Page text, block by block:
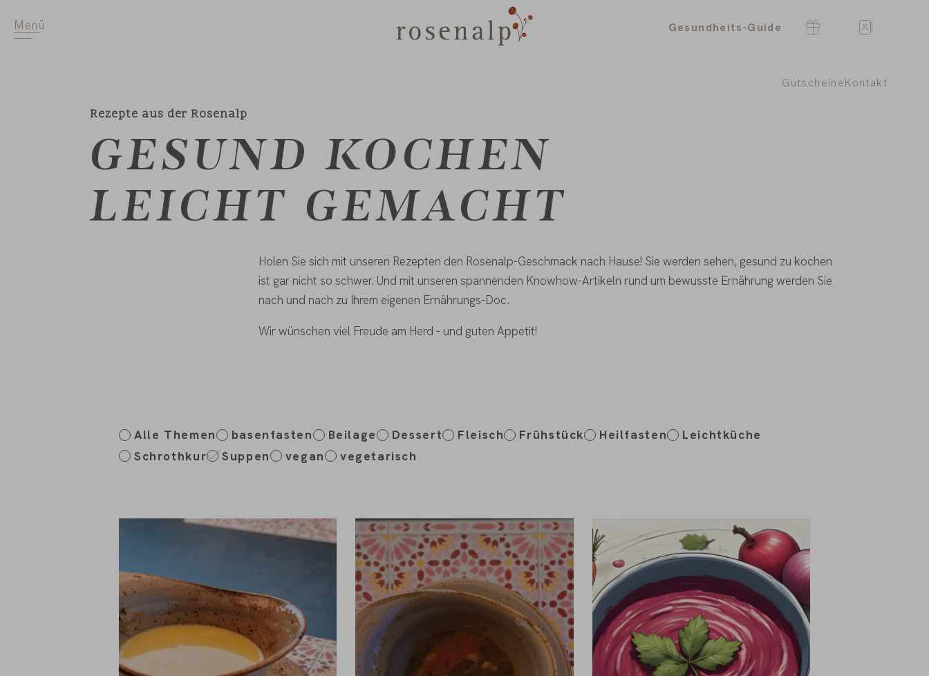
Menü
Gutscheine
Gesundheits-Guide
Kontakt
Rezepte aus der Rosenalp
GESUND KOCHEN
LEICHT GEMACHT
Holen Sie sich mit unseren Rezepten den Rosenalp-Geschmack nach Hause! Sie werden sehen, gesund zu kochen
ist gar nicht so schwer. Und mit unseren spannenden Knowhow-Artikeln rund um bewusste Ernährung werden Sie
nach und nach zu Ihrem eigenen Ernährungs-Doc.
Wir wünschen viel Freude am Herd - und guten Appetit!
Alle Themen basenfasten Beilage Dessert Fleisch Frühstück Heilfasten
Leichtküche
Schrothkur
Suppen vegan vegetarisch